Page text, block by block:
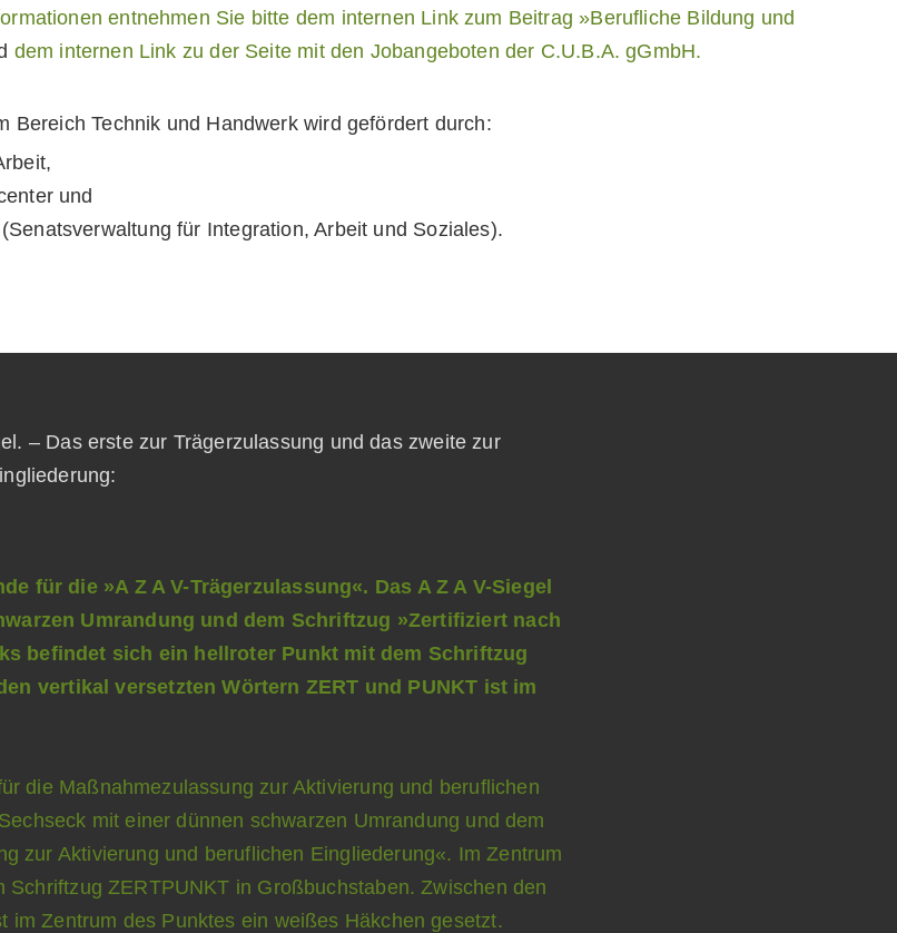
entnehmen Sie bitte dem internen Link zum Beitrag »Berufliche Bildung und
dem internen Link zu der Seite mit den Jobangeboten der C.U.B.A. gGmbH.
Bereich Technik und Handwerk wird gefördert durch:
und
für Integration, Arbeit und Soziales).
– Das erste zur Trägerzulassung und das zweite zur